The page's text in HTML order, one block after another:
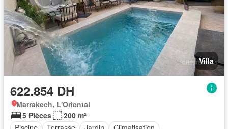
Villa
622.854 DH
Marrakech, L'Oriental
5 Pièces
200 m²